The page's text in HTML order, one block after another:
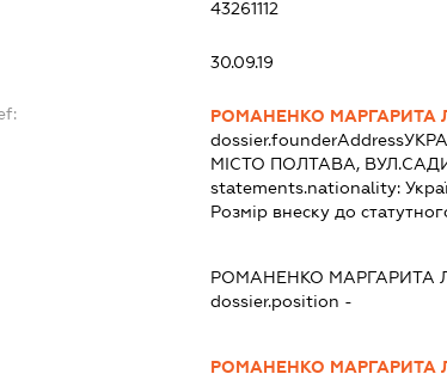
43261112
30.09.19
РОМАНЕНКО МАРГАРИТА
dossier.founderAddress
МІСТО ПОЛТАВА,
statements.nationality:
Розмір внеску до
РОМАНЕНКО МАРГАРИТА
dossier.position -
РОМАНЕНКО МАРГАРИТА